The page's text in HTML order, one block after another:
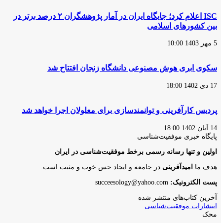
ISC اعلام کرد؛ جایگاه ایران در آمار پژوهشگران ۲ درصد برتر در
بین کشورهای اسلامی
5 مهر 1403 10:00
سکوی ابری هوش مصنوعی دانشگاه زنجان افتتاح شد
17 دی 1402 18:00
پردیس کارآفرینی و توانمندسازی برای معلولان اجرا خواهد شد
14 آبان 1402 18:00
پایگاه‌ خبری موفقیت‌شناسی
اولین و تنها رسانه رسمی برخط موفقیت‌شناسی در ایران
هدف ما امیدآفرینی در جامعه و ایجاد حس خوب و مثبت است.
پست الکترونیک:
آخرین کتاب‌های منتشر شده
انتشارات موفقیت‌شناسی
محک